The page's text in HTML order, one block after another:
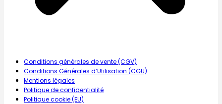
Conditions générales de vente (CGV)
Conditions Générales d’Utilisation (CGU)
Mentions légales
Politique de confidentialité
Politique cookie (EU)